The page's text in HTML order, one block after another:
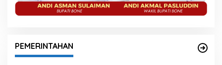
PEMERINTAHAN